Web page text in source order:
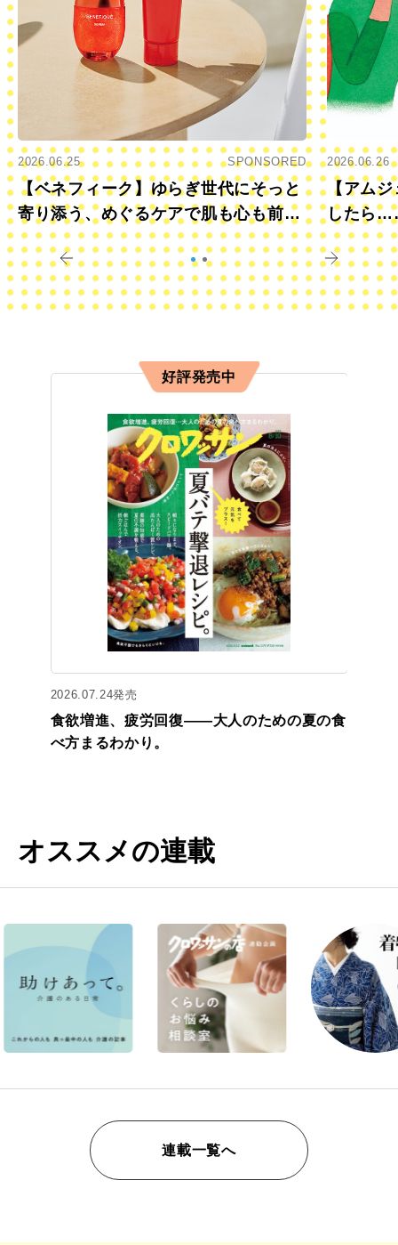
2026.06.25 SPONSORED
【ベネフィーク】ゆらぎ世代にそっと
寄り添う、めぐるケアで肌も心も前向
きに
2026.06.26
【アムジ
したら
すか？
好評発売中
2026.07.24発売
食欲増進、疲労回復——大人のための夏の食
べ方まるわかり。
オススメの連載
連載一覧へ